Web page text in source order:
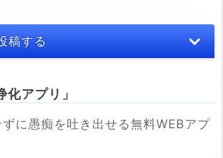
稿する
URL
アプリ」
に愚痴を吐き出せる無料WEBアプ